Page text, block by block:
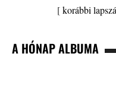
[korábbi
A HÓNAP ALBUMA